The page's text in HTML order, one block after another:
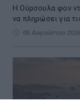
Η Ούρσουλα φον
να πληρώσει για
05 Αυγούστου